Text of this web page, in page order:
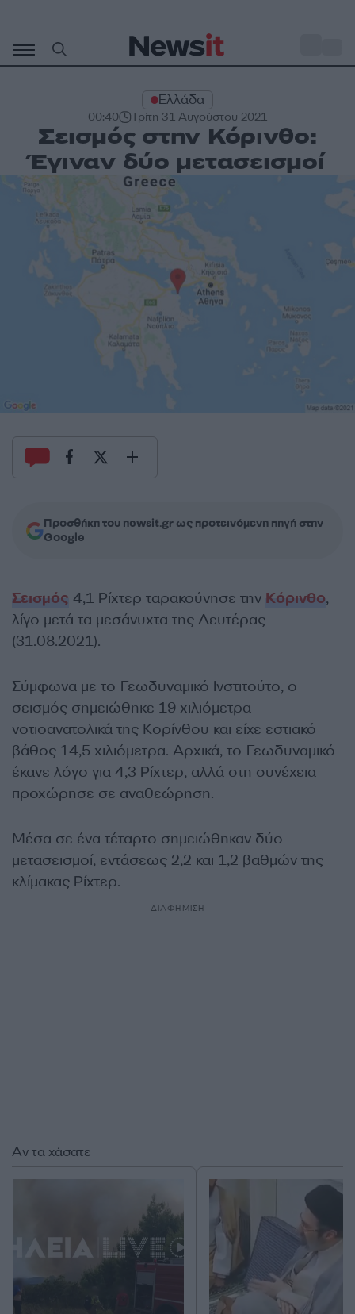
περιεχόμενο
Ελλάδα
00:40 Τρίτη 31 Αυγούστου 2021
Σεισμός στην Κόρινθο:
Έγιναν δύο μετασεισμοί
Προσθήκη του newsit.gr ως προτεινόμενη πηγή στην
Google
Σεισμός 4,1 Ρίχτερ ταρακούνησε την Κόρινθο,
λίγο μετά τα μεσάνυχτα της Δευτέρας
(31.08.2021).
Σύμφωνα με το Γεωδυναμικό Ινστιτούτο, ο
σεισμός σημειώθηκε 19 χιλιόμετρα
νοτιοανατολικά της Κορίνθου και είχε εστιακό
βάθος 14,5 χιλιόμετρα. Αρχικά, το Γεωδυναμικό
έκανε λόγο για 4,3 Ρίχτερ, αλλά στη συνέχεια
προχώρησε σε αναθεώρηση.
Μέσα σε ένα τέταρτο σημειώθηκαν δύο
μετασεισμοί, εντάσεως 2,2 και 1,2 βαθμών της
κλίμακας Ρίχτερ.
ΔΙΑΦΗΜΙΣΗ
Αν τα χάσατε